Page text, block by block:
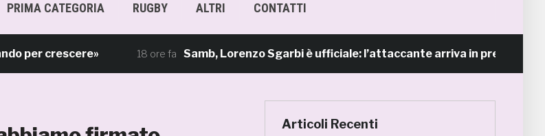
PRIMA CATEGORIA RUGBY ALTRI CONTATTI
crescere» 18 ore fa Samb, Lorenzo Sgarbi è ufficiale: l’attaccante arriva in prestito dal Napoli
Articoli Recenti